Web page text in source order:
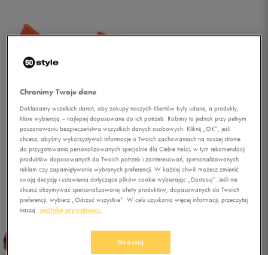
1/5
Chronimy Twoje dane
Dokładamy wszelkich starań, aby zakupy naszych Klientów były udane, a produkty,
które wybierają – najlepiej dopasowane do ich potrzeb. Robimy to jednak przy pełnym
poszanowaniu bezpieczeństwa wszystkich danych osobowych. Kliknij „OK”, jeśli
chcesz, abyśmy wykorzystywali informacje o Twoich zachowaniach na naszej stronie
do przygotowania personalizowanych specjalnie dla Ciebie treści, w tym rekomendacji
produktów dopasowanych do Twoich potrzeb i zainteresowań, spersonalizowanych
reklam czy zapamiętywanie wybranych preferencji. W każdej chwili możesz zmienić
swoją decyzję i ustawienia dotyczące plików cookie wybierając „Dostosuj”. Jeśli nie
chcesz otrzymywać spersonalizowanej oferty produktów, dopasowanych do Twoich
preferencji, wybierz „Odrzuć wszystkie”. W celu uzyskania więcej informacji, przeczytaj
naszą
politykę prywatności.
Dostosuj